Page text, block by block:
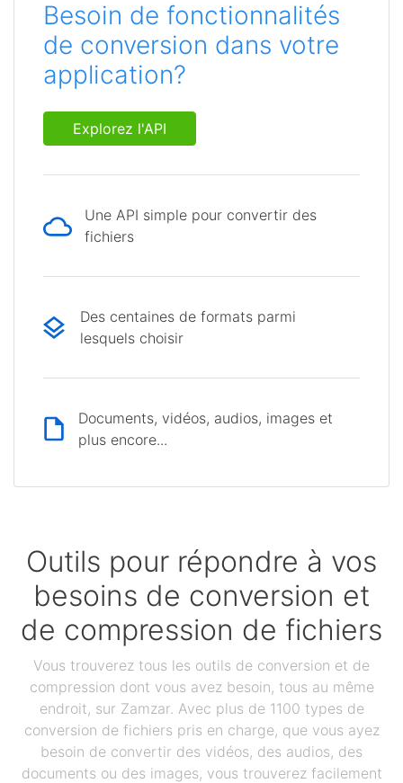
Besoin de fonctionnalités
de conversion dans votre
application?
Explorez l'API
Une API simple pour convertir des
fichiers
Des centaines de formats parmi
lesquels choisir
Documents, vidéos, audios, images et
plus encore...
Outils pour répondre à vos
besoins de conversion et
de compression de fichiers
Vous trouverez tous les outils de conversion et de
compression dont vous avez besoin, tous au même
endroit, sur Zamzar. Avec plus de 1100 types de
conversion de fichiers pris en charge, que vous ayez
besoin de convertir des vidéos, des audios, des
documents ou des images, vous trouverez facilement